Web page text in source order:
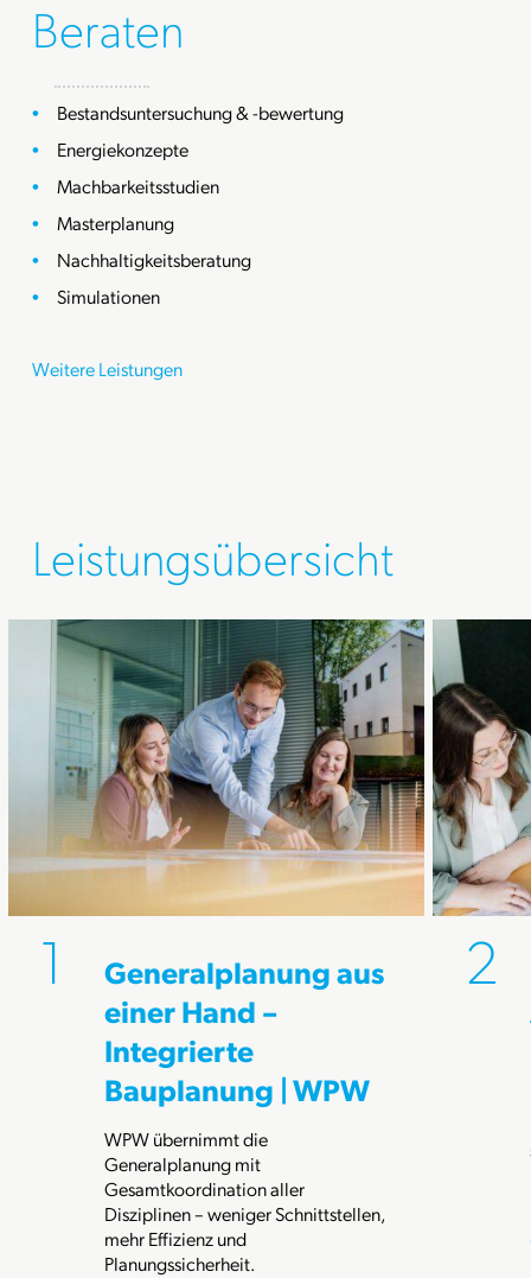
Beraten
Bestandsuntersuchung & -bewertung
Energiekonzepte
Machbarkeitsstudien
Masterplanung
Nachhaltigkeitsberatung
Simulationen
Weitere Leistungen
Leistungsübersicht
Generalplanung aus
einer Hand –
Integrierte
Bauplanung | WPW
WPW übernimmt die
Generalplanung mit
Gesamtkoordination aller
Disziplinen – weniger Schnittstellen,
mehr Effizienz und
Planungssicherheit.